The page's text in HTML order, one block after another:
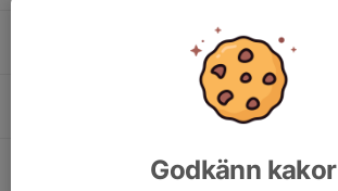
Godkänn kakor